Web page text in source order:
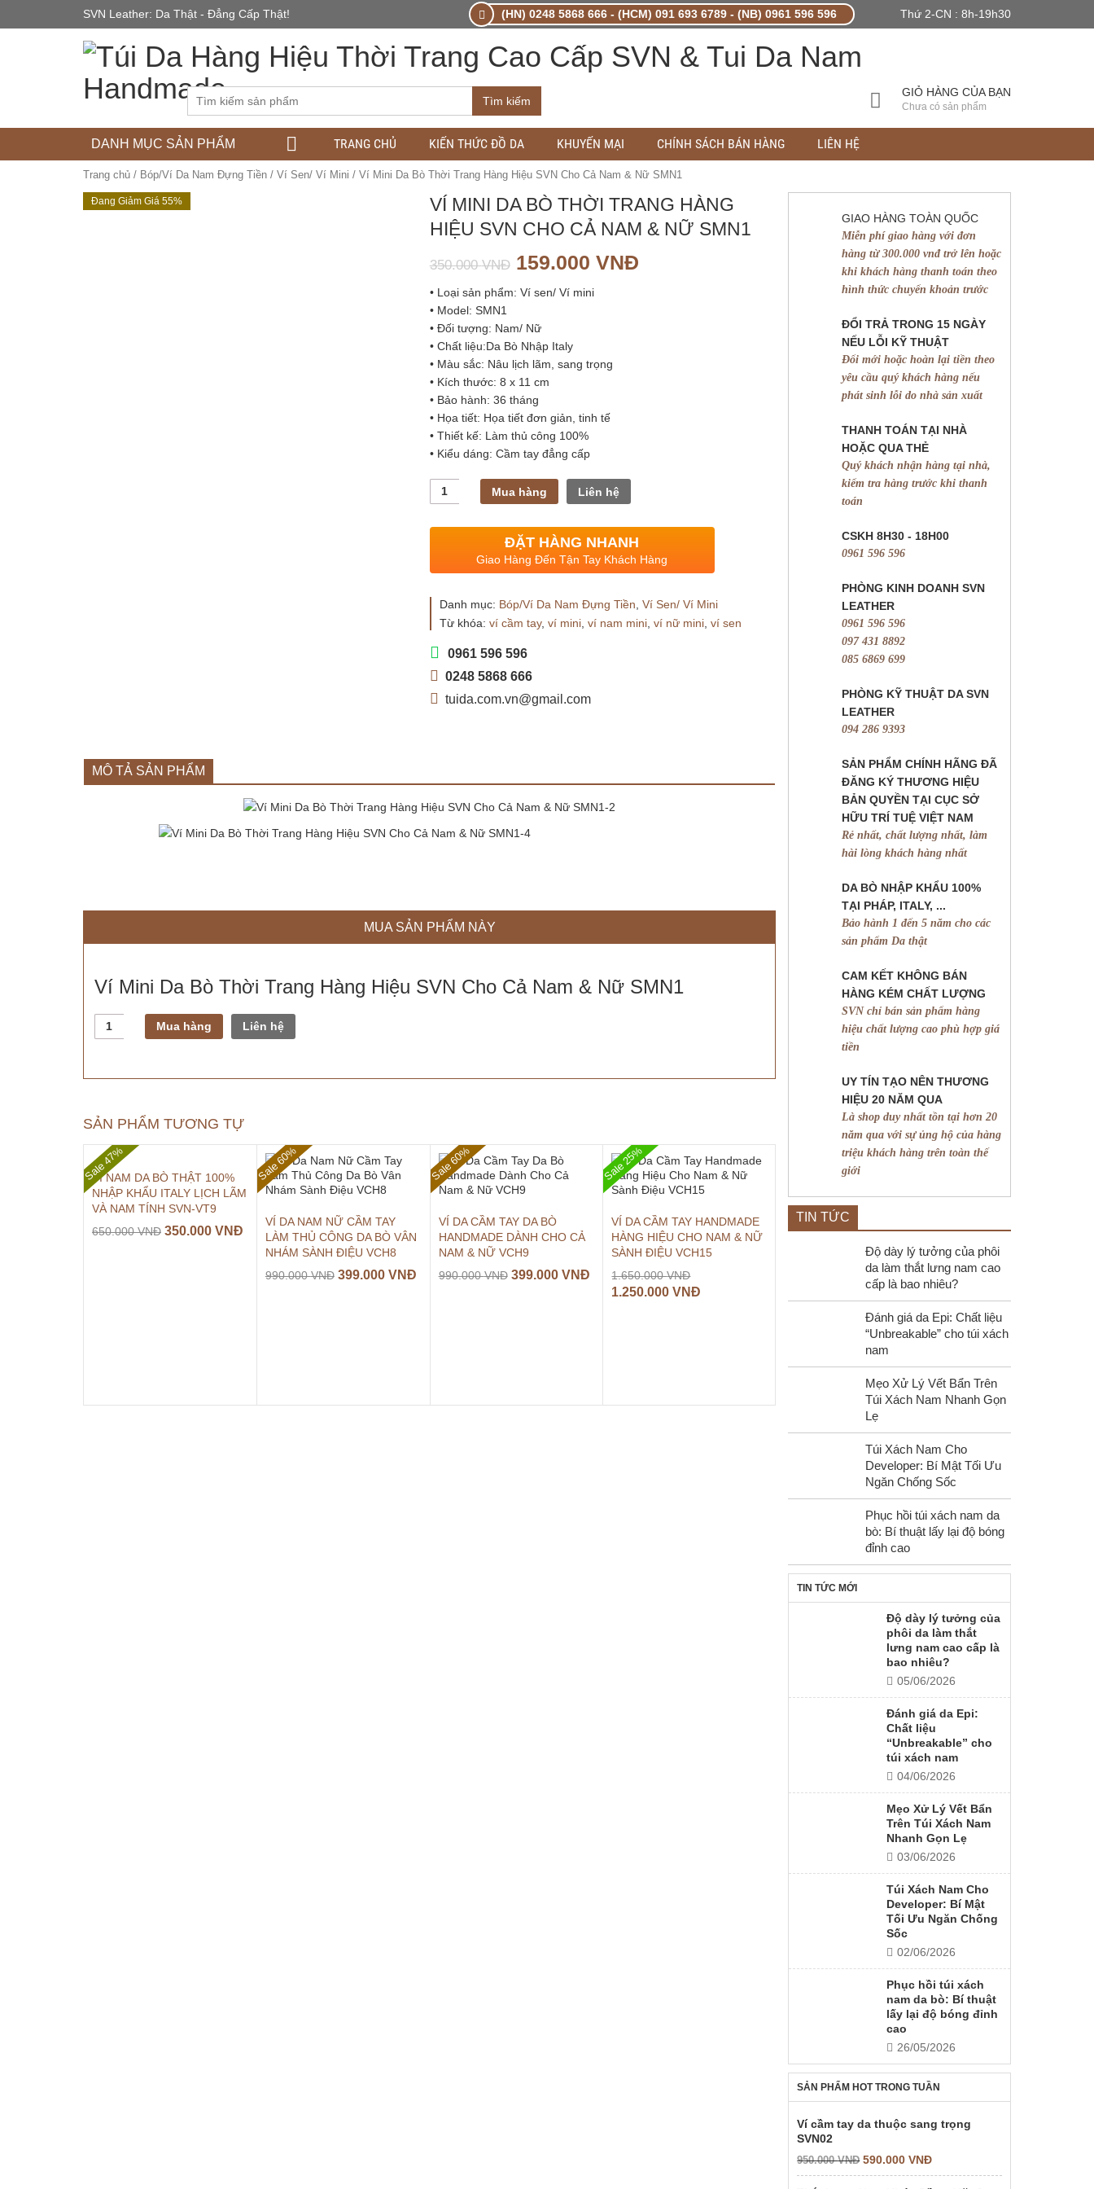
SVN Leather: Da Thật - Đẳng Cấp Thật! (HN) 0248 5868 666 - (HCM) 091 693 6789 - (NB) 0961 596 596 Thứ 2-CN : 8h-19h30
Tìm kiếm
GIỎ HÀNG CỦA BẠN
Chưa có sản phẩm
DANH MỤC SẢN PHẨM TRANG CHỦ KIẾN THỨC ĐỒ DA KHUYẾN MẠI CHÍNH SÁCH BÁN HÀNG LIÊN HỆ
Trang chủ / Bóp/Ví Da Nam Đựng Tiền / Ví Sen/ Ví Mini / Ví Mini Da Bò Thời Trang Hàng Hiệu SVN Cho Cả Nam & Nữ SMN1
Đang Giảm Giá 55%
VÍ MINI DA BÒ THỜI TRANG HÀNG
HIỆU SVN CHO CẢ NAM & NỮ SMN1
350.000VNĐ 159.000 VNĐ
• Loại sản phẩm: Ví sen/ Ví mini
• Model: SMN1
• Đối tượng: Nam/ Nữ
• Chất liệu:Da Bò Nhập Italy
• Màu sắc: Nâu lịch lãm, sang trọng
• Kích thước: 8 x 11 cm
• Bảo hành: 36 tháng
• Họa tiết: Họa tiết đơn giản, tinh tế
• Thiết kế: Làm thủ công 100%
• Kiểu dáng: Cầm tay đẳng cấp
Số
Mua hàng Liên hệ
ĐẶT HÀNG NHANH
Giao Hàng Đến Tận Tay Khách Hàng
Danh mục: Bóp/Ví Da Nam Đựng Tiền Ví Sen/ Ví Mini
Từ khóa: ví cầm tay, ví mini, ví nam mini, ví nữ mini, ví sen
0961 596 596
0248 5868 666
tuida.com.vn@gmail.com
MÔ TẢ SẢN PHẨM
MUA SẢN PHẨM NÀY
Ví Mini Da Bò Thời Trang Hàng Hiệu SVN Cho Cả Nam & Nữ SMN1
Số
Mua hàng Liên hệ
SẢN PHẨM TƯƠNG TỰ
Sale 47%
VÍ NAM DA BÒ THẬT 100%
NHẬP KHẨU ITALY LỊCH LÃM
VÀ NAM TÍNH SVN-VT9
650.000VNĐ 350.000 VNĐ
Sale 60%
VÍ DA NAM NỮ CẦM TAY
LÀM THỦ CÔNG DA BÒ VÂN
NHÁM SÀNH ĐIỆU VCH8
990.000VNĐ 399.000 VNĐ
Sale 60%
VÍ DA CẦM TAY DA BÒ
HANDMADE DÀNH CHO CẢ
NAM & NỮ VCH9
990.000VNĐ 399.000 VNĐ
Sale 25%
VÍ DA CẦM TAY HANDMADE
HÀNG HIỆU CHO NAM & NỮ
SÀNH ĐIỆU VCH15
1.650.000VNĐ
1.250.000VNĐ
GIAO HÀNG TOÀN QUỐC
Miễn phí giao hàng với đơn
hàng từ 300.000 vnđ trở lên hoặc
khi khách hàng thanh toán theo
hình thức chuyển khoản trước
ĐỔI TRẢ TRONG 15 NGÀY
NẾU LỖI KỸ THUẬT
Đổi mới hoặc hoàn lại tiền theo
yêu cầu quý khách hàng nếu
phát sinh lỗi do nhà sản xuất
THANH TOÁN TẠI NHÀ
HOẶC QUA THẺ
Quý khách nhận hàng tại nhà,
kiểm tra hàng trước khi thanh
toán
CSKH 8H30 - 18H00
0961 596 596
PHÒNG KINH DOANH SVN
LEATHER
0961 596 596
097 431 8892
085 6869 699
PHÒNG KỸ THUẬT DA SVN
LEATHER
094 286 9393
SẢN PHẨM CHÍNH HÃNG ĐÃ
ĐĂNG KÝ THƯƠNG HIỆU
BẢN QUYỀN TẠI CỤC SỞ
HỮU TRÍ TUỆ VIỆT NAM
Rẻ nhất, chất lượng nhất, làm
hài lòng khách hàng nhất
DA BÒ NHẬP KHẨU 100%
TẠI PHÁP, ITALY, ...
Bảo hành 1 đến 5 năm cho các
sản phẩm Da thật
CAM KẾT KHÔNG BÁN
HÀNG KÉM CHẤT LƯỢNG
SVN chỉ bán sản phẩm hàng
hiệu chất lượng cao phù hợp giá
tiền
UY TÍN TẠO NÊN THƯƠNG
HIỆU 20 NĂM QUA
Là shop duy nhất tồn tại hơn 20
năm qua với sự ủng hộ của hàng
triệu khách hàng trên toàn thế
giới
TIN TỨC
Độ dày lý tưởng của phôi
da làm thắt lưng nam cao
cấp là bao nhiêu?
Đánh giá da Epi: Chất liệu
“Unbreakable” cho túi xách
nam
Mẹo Xử Lý Vết Bẩn Trên
Túi Xách Nam Nhanh Gọn
Lẹ
Túi Xách Nam Cho
Developer: Bí Mật Tối Ưu
Ngăn Chống Sốc
Phục hồi túi xách nam da
bò: Bí thuật lấy lại độ bóng
đỉnh cao
TIN TỨC MỚI
Độ dày lý tưởng của
phôi da làm thắt
lưng nam cao cấp là
bao nhiêu?
05/06/2026
Đánh giá da Epi:
Chất liệu
“Unbreakable” cho
túi xách nam
04/06/2026
Mẹo Xử Lý Vết Bẩn
Trên Túi Xách Nam
Nhanh Gọn Lẹ
03/06/2026
Túi Xách Nam Cho
Developer: Bí Mật
Tối Ưu Ngăn Chống
Sốc
02/06/2026
Phục hồi túi xách
nam da bò: Bí thuật
lấy lại độ bóng đỉnh
cao
26/05/2026
SẢN PHẨM HOT TRONG TUẦN
Ví cầm tay da thuộc sang trọng
SVN02
950.000VNĐ 590.000VNĐ